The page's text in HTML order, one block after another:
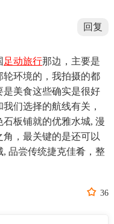
回复
足动旅行那边，主要是
轮环境的，我拍摄的都
美食这些确实是很好
们选择的航线有关，
板铺就的优雅水城, 漫
，最关键的是还可以
品尝传统捷克佳肴，整
 36